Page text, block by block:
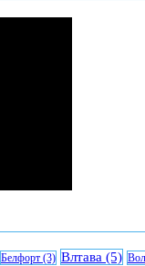
Белфорт (3) Влтава (5)